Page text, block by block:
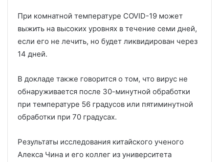
При комнатной температуре COVID-19 может
выжить на высоких уровнях в течение семи дней,
если его не лечить, но будет ликвидирован через
14 дней.
В докладе также говорится о том, что вирус не
обнаруживается после 30-минутной обработки
при температуре 56 градусов или пятиминутной
обработки при 70 градусах.
Результаты исследования китайского ученого
Алекса Чина и его коллег из университета